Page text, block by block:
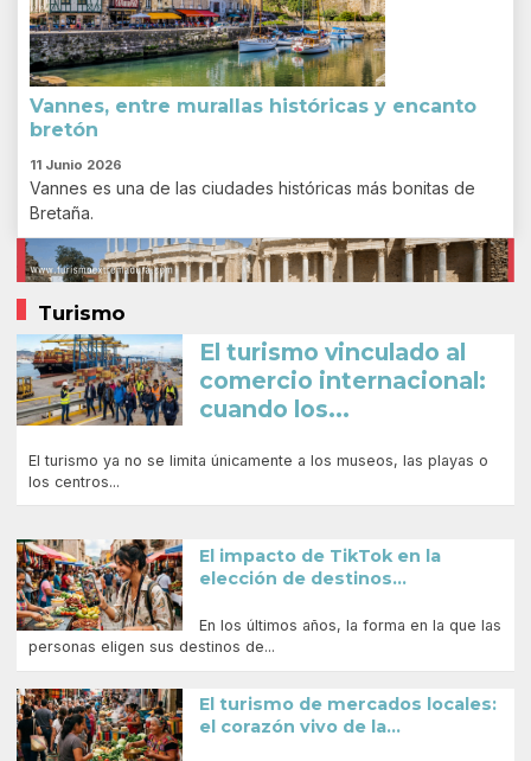
Vannes, entre murallas históricas y encanto
bretón
11 Junio 2026
Vannes es una de las ciudades históricas más bonitas de
Bretaña.
Turismo
El turismo vinculado al
comercio internacional:
cuando los...
El turismo ya no se limita únicamente a los museos, las playas o
los centros...
El impacto de TikTok en la
elección de destinos...
En los últimos años, la forma en la que las
personas eligen sus destinos de...
El turismo de mercados locales:
el corazón vivo de la...